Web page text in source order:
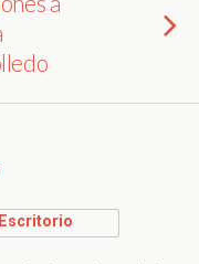
Escritorio